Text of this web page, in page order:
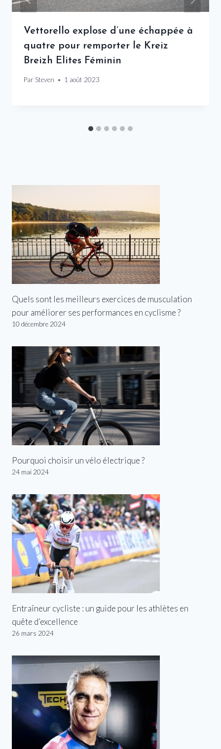
Vettorello explose d’une échappée à
quatre pour remporter le Kreiz
Breizh Elites Féminin
Par Steven 1 août 2023
Quels sont les meilleurs exercices de musculation
pour améliorer ses performances en cyclisme ?
10 décembre 2024
Pourquoi choisir un vélo électrique ?
24 mai 2024
Entraîneur cycliste : un guide pour les athlètes en
quête d’excellence
26 mars 2024